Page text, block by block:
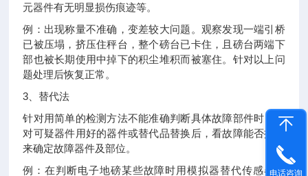
元器件有无明显损伤痕迹等。
例：出现称量不准确，变差较大问题。观察发现一端引桥
已被压塌，挤压住秤台，整个磅台已卡住，且磅台两端下
部也被长期使用中掉下的积尘堆积而被塞住。针对以上问
题处理后恢复正常。
3、替代法
针对用简单的检测方法不能准确判断具体故障部件时，可
对可疑器件用好的器件或替代品替换后，看故障能否排除
来确定故障器件及部位。
例：在判断电子地磅某些故障时用模拟器替代传感器信电话咨询